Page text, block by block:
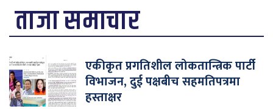
ताजा समाचार
एकीकृत प्रगतिशील लोकतान्त्रिक पार्टी
विभाजन, दुई पक्षबीच सहमतिपत्रमा
हस्ताक्षर